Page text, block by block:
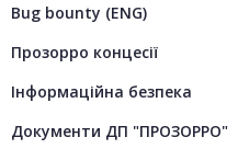
Bug bounty (ENG)
Прозорро концесії
Інформаційна безпека
Документи ДП "ПРОЗОРРО"